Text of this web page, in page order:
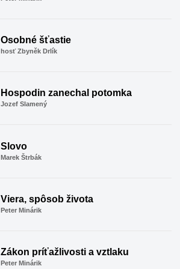
Osobné šťastie
hosť Zbyněk Drlík
Hospodin zanechal potomka
Jozef Slamený
Slovo
Marek Štrbák
Viera, spôsob života
Peter Minárik
Zákon príťažlivosti a vztlaku
Peter Minárik